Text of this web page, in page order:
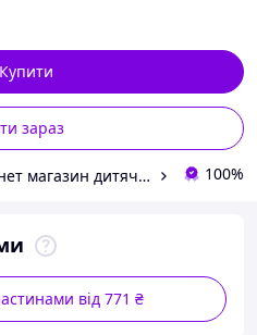
зараз
Купити
Продавець Kids-shop - інтернет магазин дитячих товарів 100%
від 771 ₴